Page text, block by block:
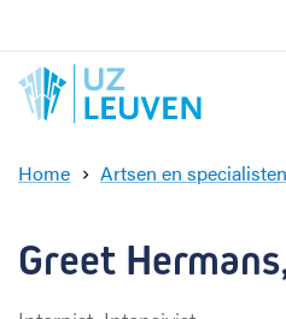
Home Artsen en specialisten
Greet